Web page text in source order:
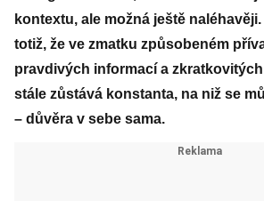
kontextu, ale možná ještě
totiž, že ve zmatku způsobeném
pravdivých informací a
stále zůstává konstanta, na niž se
– důvěra v sebe sama.